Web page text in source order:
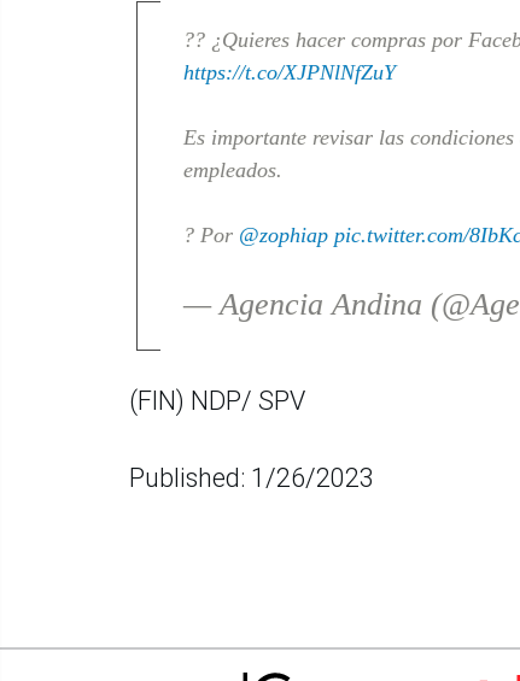
?? ¿Quieres hacer compras por
https://t.co/XJPNlNfZuY
Es importante revisar las
empleados.
? Por @zophiap pic.twitter.com/
— Agencia Andina
(FIN) NDP/ SPV
Published: 1/26/2023